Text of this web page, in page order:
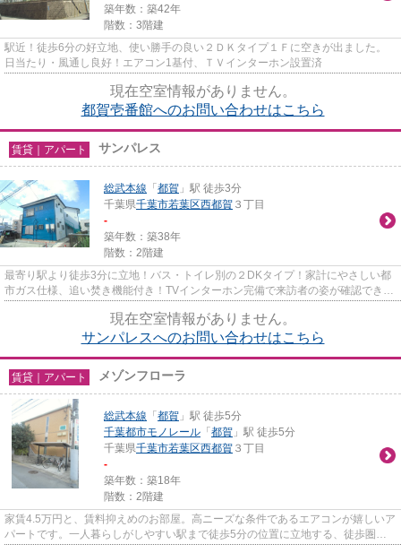
築年数：築42年
階数：3階建
駅近！徒歩6分の好立地、使い勝手の良い２ＤＫタイプ１Ｆに空きが出ました。
日当たり・風通し良好！エアコン1基付、ＴＶインターホン設置済
現在空室情報がありません。
都賀壱番館へのお問い合わせはこちら
賃貸｜アパート サンパレス
総武本線 「 都賀 」駅 徒歩3分
千葉県千葉市若葉区西都賀 ３丁目
-
築年数：築38年
階数：2階建
最寄り駅より徒歩3分に立地！バス・トイレ別の２DKタイプ！家計にやさしい都
市ガス仕様、追い焚き機能付き！TVインターホン完備で来訪者の姿が確認できま
現在空室情報がありません。
サンパレスへのお問い合わせはこちら
賃貸｜アパート メゾンフローラ
総武本線 「 都賀 」駅 徒歩5分
千葉都市モノレール 「 都賀 」駅 徒歩5分
千葉県千葉市若葉区西都賀 ３丁目
-
築年数：築18年
階数：2階建
家賃4.5万円と、賃料抑えめのお部屋。高ニーズな条件であるエアコンが嬉しいア
パートです。一人暮らしがしやすい駅まで徒歩5分の位置に立地する、徒歩圏内